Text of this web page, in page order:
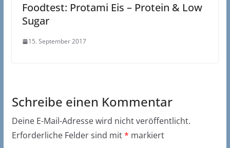
Foodtest: Protami Eis – Protein & Low
Sugar
15. September 2017
Schreibe einen Kommentar
Deine E-Mail-Adresse wird nicht veröffentlicht.
Erforderliche Felder sind mit* markiert